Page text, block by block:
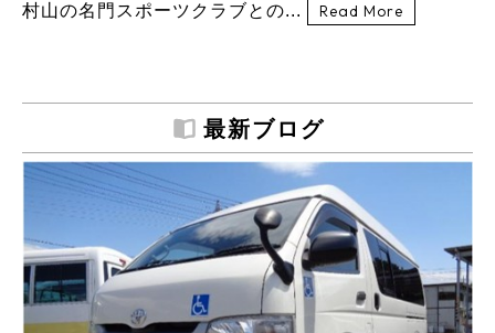
村山の名門スポーツクラブとの...
Read More
最新ブログ